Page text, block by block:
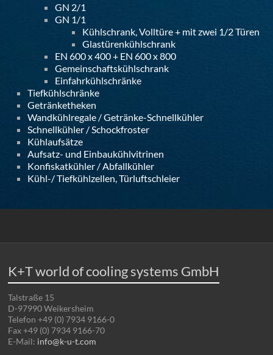
GN 2/1
GN 1/1
Kühlschrank, Volltüre + mit zwei 1/2 Türen
Glastürenkühlschrank
EN 600 x 400 + EN 600 x 800
Gemeinschaftskühlschrank
Einfahrkühlschränke
Tiefkühlschränke
Getränketheken
Wandkühlregale / Getränke-Schnellkühler
Schnellkühler / Schockfroster
Kühlaufsätze
Aufsatz- und Einbaukühlvitrinen
Konfiskatkühler / Abfallkühler
Kühl-/ Tiefkühlzellen, Türluftschleier
K+T world of cooling systems GmbH
Talstraße 15
D-97990 Weikersheim
Telefon +49 (0) 7934 9166-0
Fax +49 (0) 7934 9166-70
E-Mail: info@k-u-t.com